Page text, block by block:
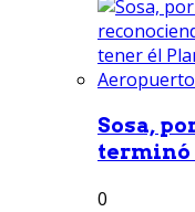
Sosa,
terminó
0